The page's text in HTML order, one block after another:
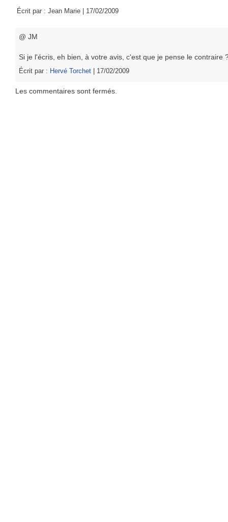
Écrit par : Jean Marie | 17/02/2009
@ JM
Si je l'écris, eh bien, à votre avis, c'est que je pense le contraire
Écrit par : Hervé Torchet | 17/02/2009
Les commentaires sont fermés.